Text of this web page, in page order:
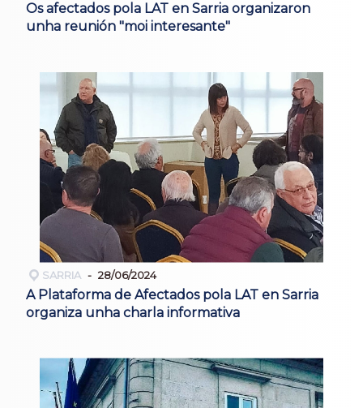
Os afectados pola LAT en Sarria organizaron
unha reunión "moi interesante"
SARRIA 28/06/2024
A Plataforma de Afectados pola LAT en Sarria
organiza unha charla informativa